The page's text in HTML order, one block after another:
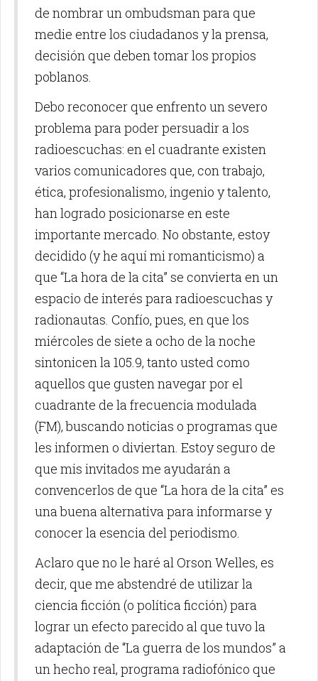
de nombrar un ombudsman para que
medie entre los ciudadanos y la prensa,
decisión que deben tomar los propios
poblanos.
Debo reconocer que enfrento un severo
problema para poder persuadir a los
radioescuchas: en el cuadrante existen
varios comunicadores que, con trabajo,
ética, profesionalismo, ingenio y talento,
han logrado posicionarse en este
importante mercado. No obstante, estoy
decidido (y he aquí mi romanticismo) a
que “La hora de la cita” se convierta en un
espacio de interés para radioescuchas y
radionautas. Confío, pues, en que los
miércoles de siete a ocho de la noche
sintonicen la 105.9, tanto usted como
aquellos que gusten navegar por el
cuadrante de la frecuencia modulada
(FM), buscando noticias o programas que
les informen o diviertan. Estoy seguro de
que mis invitados me ayudarán a
convencerlos de que “La hora de la cita” es
una buena alternativa para informarse y
conocer la esencia del periodismo.
Aclaro que no le haré al Orson Welles, es
decir, que me abstendré de utilizar la
ciencia ficción (o política ficción) para
lograr un efecto parecido al que tuvo la
adaptación de “La guerra de los mundos” a
un hecho real, programa radiofónico que